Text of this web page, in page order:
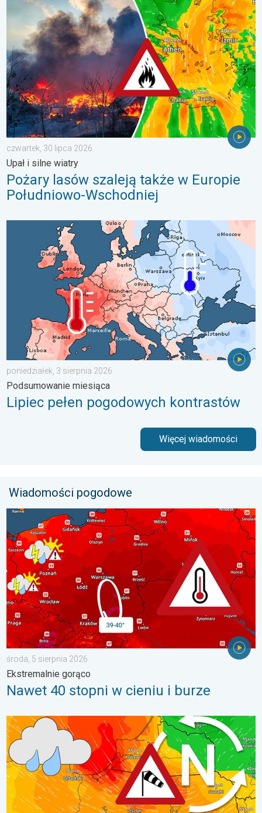
Pożary lasów szaleją także w Europie Południowo-
czwartek, 30 lipca 2026
Upał i silne wiatry
Pożary lasów szaleją także w Europie
Południowo-Wschodniej
Lipiec pełen pogodowych kontrastów. Podsumowanie
poniedziałek, 3 sierpnia 2026
Podsumowanie miesiąca
Lipiec pełen pogodowych kontrastów
Więcej wiadomości
Wiadomości pogodowe
Nawet 40 stopni w cieniu i burze. Ekstremalnie gorąco. . .
środa, 5 sierpnia 2026
Ekstremalnie gorąco
Nawet 40 stopni w cieniu i burze
Sztorm, ochłodzenie, wysokie fale, cofka. Niż nad Bałtykiem.